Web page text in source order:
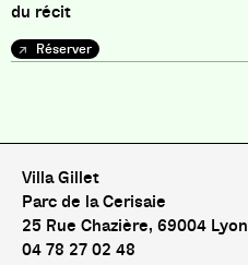
du récit
Réserver
Villa Gillet
Parc de la Cerisaie
25 Rue Chazière, 69004 Lyon
04 78 27 02 48